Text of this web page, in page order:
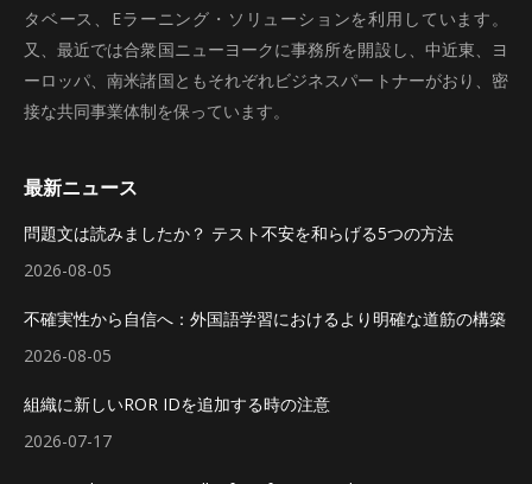
タベース、Eラーニング・ソリューションを利用しています。
又、最近では合衆国ニューヨークに事務所を開設し、中近東、ヨ
ーロッパ、南米諸国ともそれぞれビジネスパートナーがおり、密
接な共同事業体制を保っています。
最新ニュース
問題文は読みましたか？ テスト不安を和らげる5つの方法
2026-08-05
不確実性から自信へ：外国語学習におけるより明確な道筋の構築
2026-08-05
組織に新しいROR IDを追加する時の注意
2026-07-17